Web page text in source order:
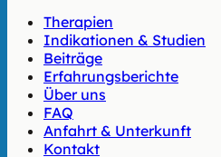
Therapien
Indikationen & Studien
Beiträge
Erfahrungsberichte
Über uns
FAQ
Anfahrt & Unterkunft
Kontakt